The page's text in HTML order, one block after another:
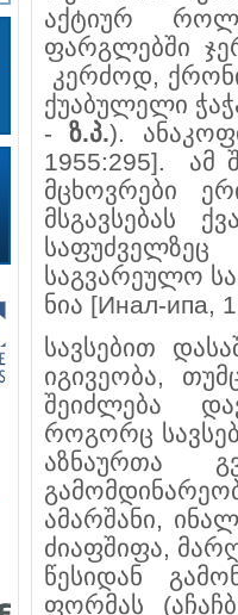
აქტიურ
ფარგლებში
კერძოდ,
ქუ­­აბუ­ლელი
-ზ.პ.).
1955:295]. ამ
მც­­­ხოვ­რე­ბი
მსგავსე­ბას
საგვარეულო
ნია [Инал-ипа,
სავსებით
იგივეობა,
შეიძლება
როგორც
აზ­ნა­ურ­თა
ამარშანი,
ძია­ფშიფა,
წე­სიდან
ფორმას